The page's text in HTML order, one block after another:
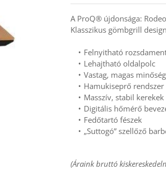
A ProQ® újdonsága:
Klasszikus gömbgrill
Felnyitható
Lehajtható oldalpolc
Vastag, magas
Hamukiseprő rendszer
Masszív, stabil
Digitális hőmérő
Fedőtartó fészek
„Suttogó” szellőző
(Áraink bruttó